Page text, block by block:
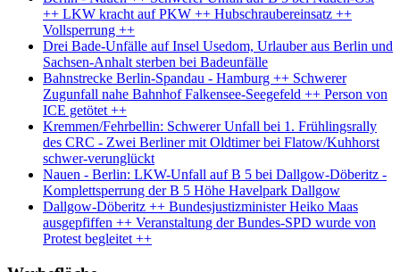
++ LKW kracht auf PKW ++ Hubschraubereinsatz ++
Vollsperrung ++
Drei Bade-Unfälle auf Insel Usedom, Urlauber aus Berlin und
Sachsen-Anhalt sterben bei Badeunfälle
Bahnstrecke Berlin-Spandau - Hamburg ++ Schwerer
Zugunfall nahe Bahnhof Falkensee-Seegefeld ++ Person von
ICE getötet ++
Kremmen/Fehrbellin: Schwerer Unfall bei 1. Frühlingsrally
des CRC - Zwei Berliner mit Oldtimer bei Flatow/Kuhhorst
schwer-verunglückt
Nauen - Berlin: LKW-Unfall auf B 5 bei Dallgow-Döberitz -
Komplettsperrung der B 5 Höhe Havelpark Dallgow
Dallgow-Döberitz ++ Bundesjustizminister Heiko Maas
ausgepfiffen ++ Veranstaltung der Bundes-SPD wurde von
Protest begleitet ++